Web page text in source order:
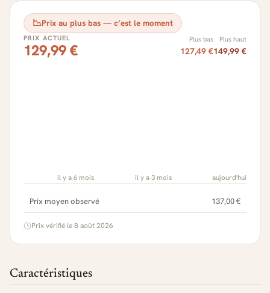
📉Prix au plus bas — c’est le moment
PRIX ACTUEL
129,99 €
Plus bas
127,49 €
Plus haut
149,99 €
il y a 6 mois il y a 3 mois aujourd'hui
Prix moyen observé 137,00 €
Prix vérifié le 8 août 2026
Caractéristiques